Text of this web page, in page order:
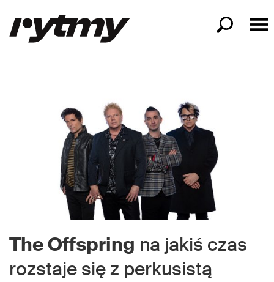
The Offspring na jakiś czas
rozstaje się z perkusistą